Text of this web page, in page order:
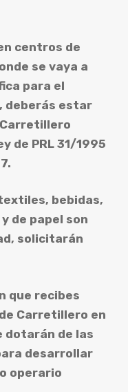
centros de
se vaya a
para el
deberás estar
de PRL 31/1995
bebidas,
de papel son
solicitarán
que recibes
Carretillero en
dotarán de las
desarrollar
operario